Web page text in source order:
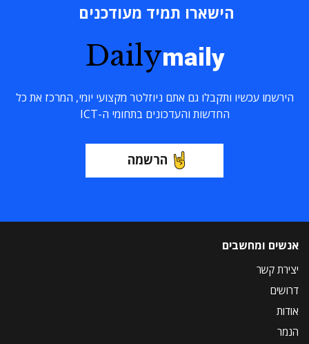
הישארו תמיד מעודכנים
Dailymaily
הירשמו עכשיו ותקבלו גם אתם ניוזלטר מקצועי יומי, המרכז את כל
החדשות והעדכונים בתחומי ה-ICT
הרשמה
אנשים ומחשבים
יצירת קשר
דרושים
אודות
הנמר